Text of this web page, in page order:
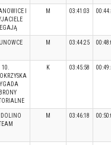
I
M 03:41:03
M 03:44:25
10.
K 03:45:58
M 03:46:18